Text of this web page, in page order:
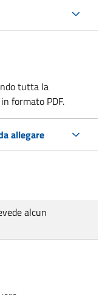
tutta la
formato PDF.
allegare
alcun